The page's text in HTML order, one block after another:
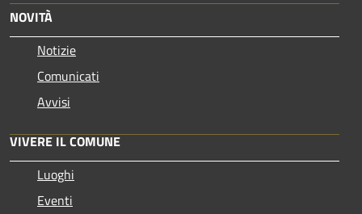
NOVITÀ
Notizie
Comunicati
Avvisi
VIVERE IL COMUNE
Luoghi
Eventi